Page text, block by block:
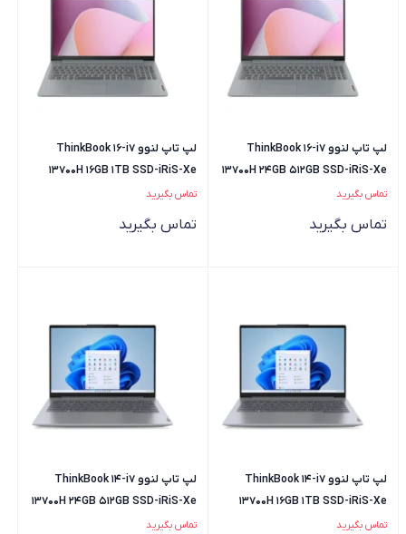
لپ تاپ لنوو ThinkBook 16-i7
13700H 24GB 512GB SSD-iRiS-Xe
تماس بگیرید
تماس بگیرید
لپ تاپ لنوو ThinkBook 16-i7
13700H 16GB 1TB SSD-iRiS-Xe
تماس بگیرید
تماس بگیرید
لپ تاپ لنوو ThinkBook 14-i7
13700H 16GB 1TB SSD-iRiS-Xe
تماس بگیرید
لپ تاپ لنوو ThinkBook 14-i7
13700H 24GB 512GB SSD-iRiS-Xe
تماس بگیرید